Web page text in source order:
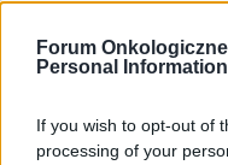
Forum
Personal Information
If you wish to opt-out of
processing of your